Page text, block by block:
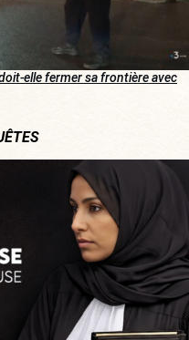
elle fermer sa frontière avec